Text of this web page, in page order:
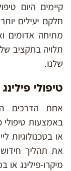
קיימים היום
חלקם יעילים
מתיחה אדומים
תלויה בתקציב
שלנו.
טיפולי
אחת הדרכים
באמצעות טיפולי
או בטכנולוגיות
את תהליך חידוש
מיקרו-פילינג